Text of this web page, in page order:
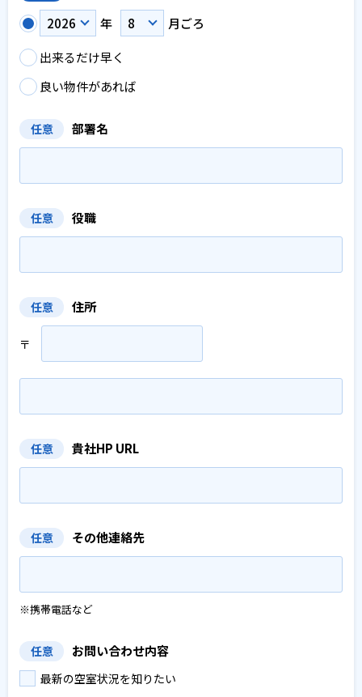
年
月ごろ
出来るだけ早く
良い物件があれば
任意 部署名
任意 役職
任意 住所
〒
任意 貴社HP URL
任意 その他連絡先
※携帯電話など
任意 お問い合わせ内容
最新の空室状況を知りたい